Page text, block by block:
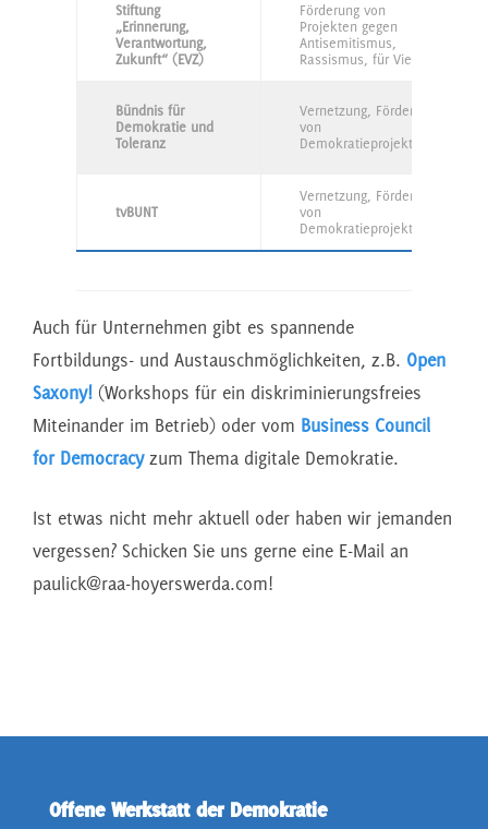
Stiftung
„Erinnerung,
Verantwortung,
Zukunft“ (EVZ)
Förderung von
Projekten gegen
Antisemitismus,
Rassismus, für Vielfalt
Bündnis für
Demokratie und
Toleranz
Vernetzung, Förderung
von
Demokratieprojekten
tvBUNT
Vernetzung, Förderung
von
Demokratieprojekten
Auch für Unternehmen gibt es spannende
Fortbildungs- und Austauschmöglichkeiten, z.B. Open
Saxony! (Workshops für ein diskriminierungsfreies
Miteinander im Betrieb) oder vom Business Council
for Democracyzum Thema digitale Demokratie.
Ist etwas nicht mehr aktuell oder haben wir jemanden
vergessen? Schicken Sie uns gerne eine E-Mail an
paulick@raa-hoyerswerda.com!
Offene Werkstatt der Demokratie